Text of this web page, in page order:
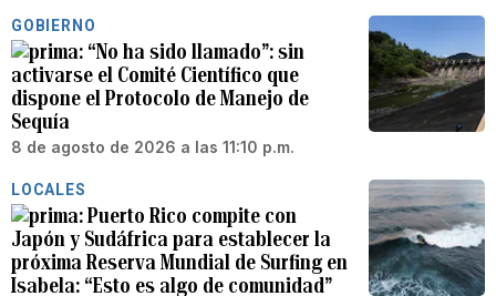
GOBIERNO
“No ha sido llamado”: sin
activarse el Comité Científico que
dispone el Protocolo de Manejo de
Sequía
8 de agosto de 2026 a las 11:10 p.m.
LOCALES
Puerto Rico compite con
Japón y Sudáfrica para establecer la
próxima Reserva Mundial de Surfing en
Isabela: “Esto es algo de comunidad”